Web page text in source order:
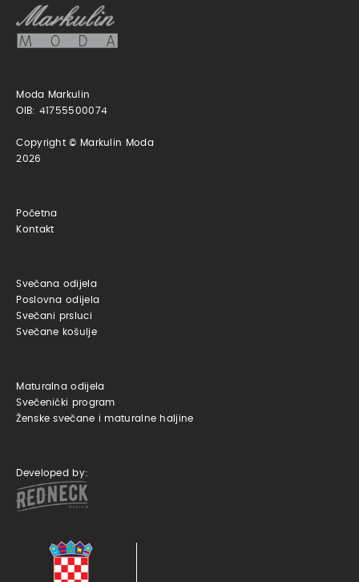
Moda Markulin
OIB: 41755500074
Copyright © Markulin Moda
2026
Početna
Kontakt
Svečana odijela
Poslovna odijela
Svečani prsluci
Svečane košulje
Maturalna odijela
Svečenićki program
Ženske svečane i maturalne haljine
Developed by: